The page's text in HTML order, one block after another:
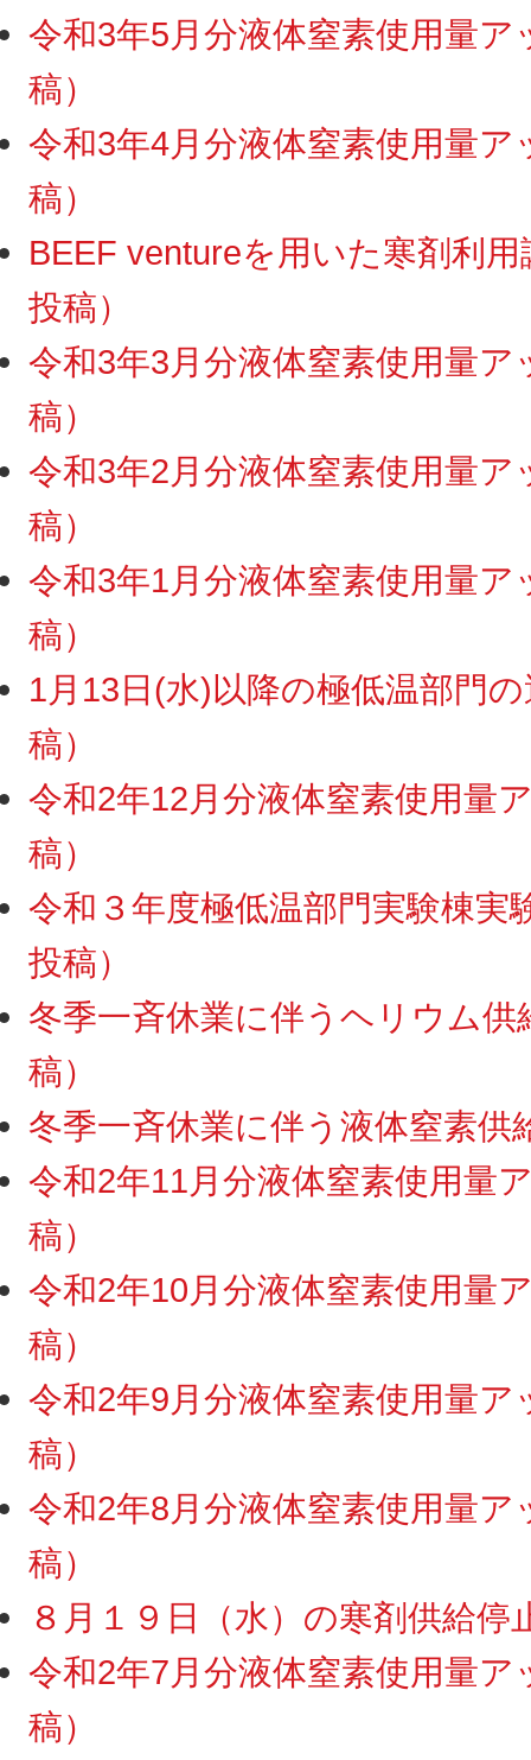
令和3年5月分液体窒素使用量
稿）
令和3年4月分液体窒素使用量
稿）
BEEF ventureを用いた寒剤利
投稿）
令和3年3月分液体窒素使用量
稿）
令和3年2月分液体窒素使用量
稿）
令和3年1月分液体窒素使用量
稿）
1月13日(水)以降の極低温部門
稿）
令和2年12月分液体窒素使用量
稿）
令和３年度極低温部門実験棟
投稿）
冬季一斉休業に伴うヘリウム
稿）
冬季一斉休業に伴う液体窒素
令和2年11月分液体窒素使用量
稿）
令和2年10月分液体窒素使用量
稿）
令和2年9月分液体窒素使用量
稿）
令和2年8月分液体窒素使用量
稿）
８月１９日（水）の寒剤供給
令和2年7月分液体窒素使用量
稿）